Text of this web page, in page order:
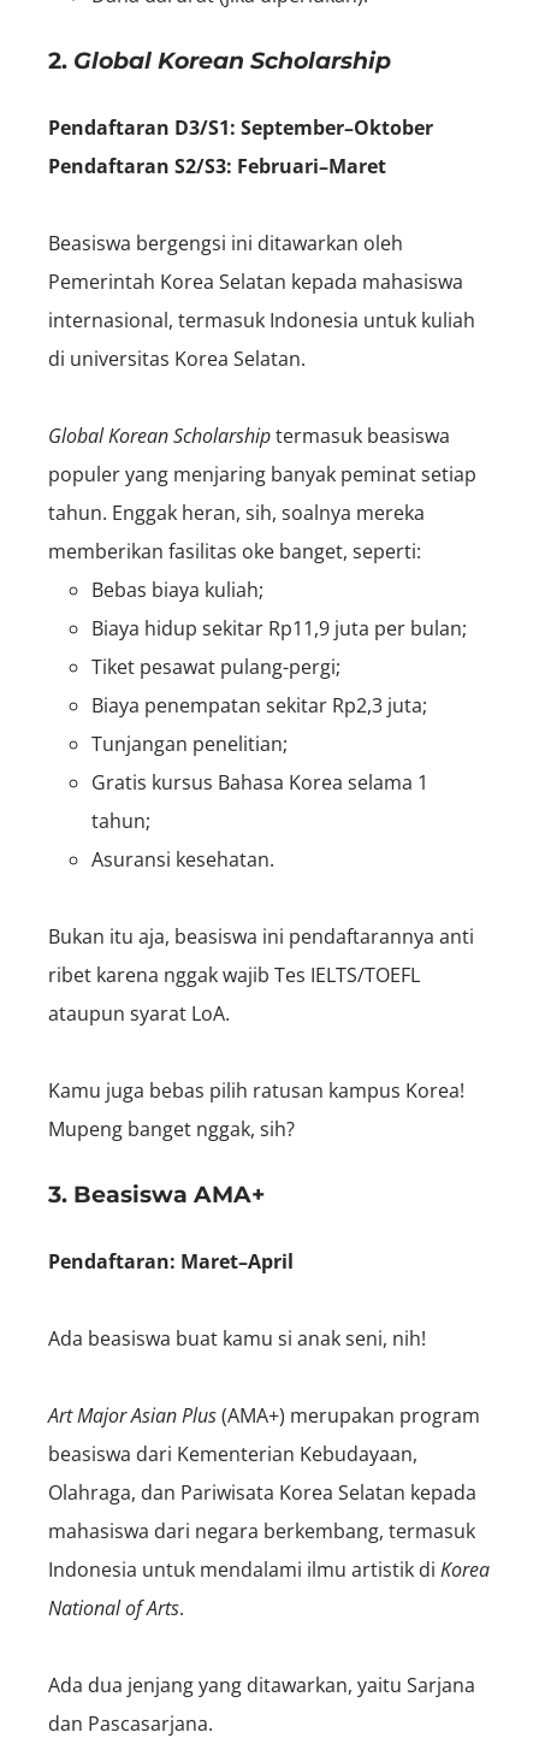
2. Global Korean Scholarship
Pendaftaran D3/S1: September–Oktober
Pendaftaran S2/S3: Februari–Maret
Beasiswa bergengsi ini ditawarkan oleh
Pemerintah Korea Selatan kepada mahasiswa
internasional, termasuk Indonesia untuk kuliah
di universitas Korea Selatan.
Global Korean Scholarshiptermasuk beasiswa
populer yang menjaring banyak peminat setiap
tahun. Enggak heran, sih, soalnya mereka
memberikan fasilitas oke banget, seperti:
Bebas biaya kuliah;
Biaya hidup sekitar Rp11,9 juta per bulan;
Tiket pesawat pulang-pergi;
Biaya penempatan sekitar Rp2,3 juta;
Tunjangan penelitian;
Gratis kursus Bahasa Korea selama 1
tahun;
Asuransi kesehatan.
Bukan itu aja, beasiswa ini pendaftarannya anti
ribet karena nggak wajib Tes IELTS/TOEFL
ataupun syarat LoA.
Kamu juga bebas pilih ratusan kampus Korea!
Mupeng banget nggak, sih?
3. Beasiswa AMA+
Pendaftaran: Maret–April
Ada beasiswa buat kamu si anak seni, nih!
Art Major Asian Plus(AMA+) merupakan program
beasiswa dari Kementerian Kebudayaan,
Olahraga, dan Pariwisata Korea Selatan kepada
mahasiswa dari negara berkembang, termasuk
Indonesia untuk mendalami ilmu artistik di Korea
National of Arts.
Ada dua jenjang yang ditawarkan, yaitu Sarjana
dan Pascasarjana.